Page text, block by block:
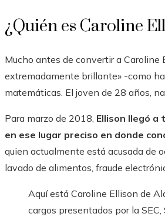
¿Quién es Caroline
Mucho antes de convertir a Caroline
extremadamente brillante» -como
matemáticas. El joven de 28 años,
Para marzo de 2018, Ellison llegó a
en ese lugar preciso en donde
quien actualmente está acusada de
lavado de alimentos, fraude
Aquí está Caroline Ellison de
cargos presentados por la